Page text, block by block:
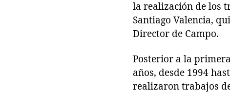
la realización de los
Santiago Valencia,
Director de Campo.
Posterior a la
años, desde 1994
realizaron trabajos